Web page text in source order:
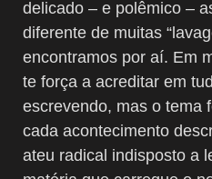
delicado – e polêmico –
diferente de muitas
encontramos por aí. Em
te força a acreditar em
escrevendo, mas o tema
cada acontecimento
ateu radical indisposto a